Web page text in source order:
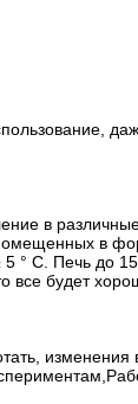
в различные
в
° C. Печь до
все будет